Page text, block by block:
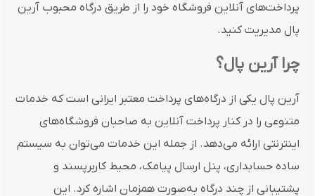
پرداخت‌های آنلاین فروشگاه خود را از طریق درگاه محبوب آرین
پال مدیریت کنید.
چراآرین پال؟
آرین پال یکی از درگاه‌های پرداخت معتبر ایرانی است که خدمات
متنوعی را در کنار پرداخت آنلاین به صاحبان فروشگاه‌های
اینترنتی ارائه می‌دهد. از جمله این خدمات می‌توان به سیستم
ساده حسابداری، پنل ارسال پیامک، محیط کاربرپسند و
پشتیبانی از چند درگاه به‌صورت همزمان اشاره کرد. این